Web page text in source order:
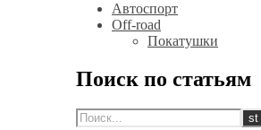
Автоспорт
Off-road
Покатушки
Поиск по статьям